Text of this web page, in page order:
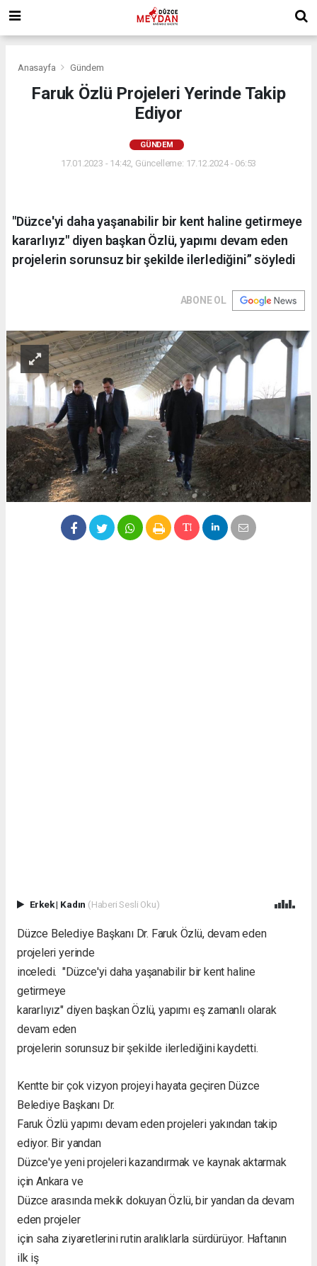
Anasayfa Gündem
Faruk Özlü Projeleri Yerinde Takip
Ediyor
GÜNDEM
17.01.2023 - 14:42, Güncelleme: 17.12.2024 - 06:53
"Düzce'yi daha yaşanabilir bir kent haline getirmeye
kararlıyız" diyen başkan Özlü, yapımı devam eden
projelerin sorunsuz bir şekilde ilerlediğini” söyledi
ABONE OL
Erkek| Kadın (Haberi Sesli Oku)
Düzce Belediye Başkanı Dr. Faruk Özlü, devam eden
projeleri yerinde
inceledi. "Düzce'yi daha yaşanabilir bir kent haline
getirmeye
kararlıyız" diyen başkan Özlü, yapımı eş zamanlı olarak
devam eden
projelerin sorunsuz bir şekilde ilerlediğini kaydetti.
Kentte bir çok vizyon projeyi hayata geçiren Düzce
Belediye Başkanı Dr.
Faruk Özlü yapımı devam eden projeleri yakından takip
ediyor. Bir yandan
Düzce'ye yeni projeleri kazandırmak ve kaynak aktarmak
için Ankara ve
Düzce arasında mekik dokuyan Özlü, bir yandan da devam
eden projeler
için saha ziyaretlerini rutin aralıklarla sürdürüyor. Haftanın
ilk iş